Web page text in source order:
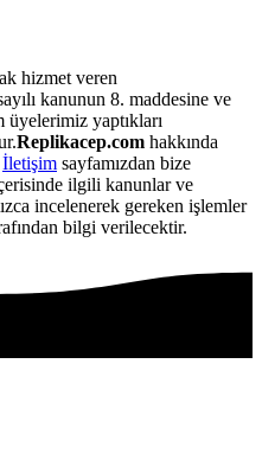
hizmet veren
kanunun 8. maddesine ve
yaptıkları
Replikacep.com hakkında
İletişim sayfamızdan bize
ilgili kanunlar ve
incelenerek gereken işlemler
bilgi verilecektir.